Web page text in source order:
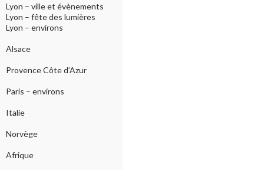
Lyon – ville et évènements
Lyon – fête des lumières
Lyon – environs
Alsace
Provence Côte d’Azur
Paris – environs
Italie
Norvège
Afrique